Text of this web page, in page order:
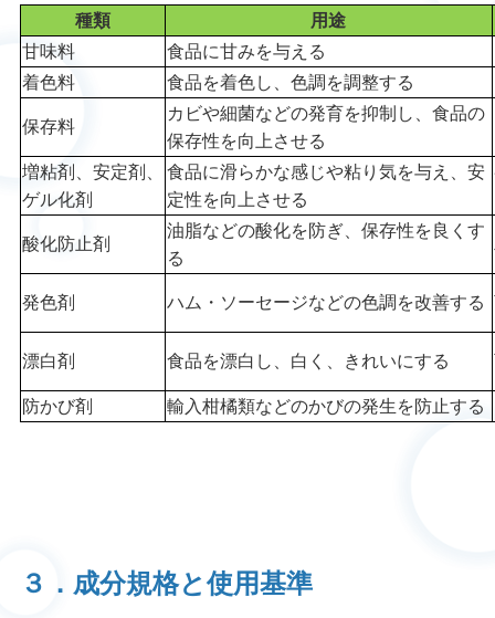
種類
用途
甘味料
食品に甘みを与える
着色料
食品を着色し、色調を調整する
保存料
カビや細菌などの発育を抑制し、食品の
保存性を向上させる
増粘剤、安定剤、
ゲル化剤
食品に滑らかな感じや粘り気を与え、安
定性を向上させる
酸化防止剤
油脂などの酸化を防ぎ、保存性を良くす
る
発色剤 ハム・ソーセージなどの色調を改善する
漂白剤 食品を漂白し、白く、きれいにする
防かび剤
輸入柑橘類などのかびの発生を防止する
３．成分規格と使用基準